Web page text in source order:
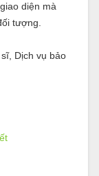
diện mà
tượng.
Dịch vụ bảo